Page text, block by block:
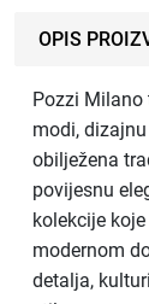
OPIS
Pozzi
modi,
obilježena
povijesnu
kolekcije
modernom
detalja,